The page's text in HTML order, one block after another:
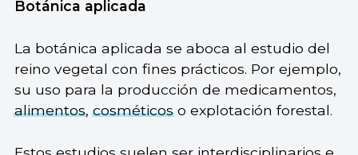
Botánica aplicada
La botánica aplicada se aboca al estudio del
reino vegetal con fines prácticos. Por ejemplo,
su uso para la producción de medicamentos,
alimentos,cosméticoso explotación forestal.